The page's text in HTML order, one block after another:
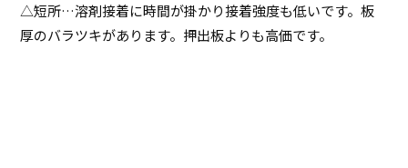
△短所…溶剤接着に時間が掛かり接着強度も低いです。板
厚のバラツキがあります。押出板よりも高価です。